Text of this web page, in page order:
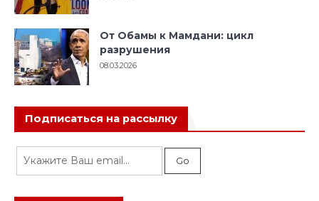
От Обамы к Мамдани: цикл
разрушения
08.03.2026
Подписаться на рассылку